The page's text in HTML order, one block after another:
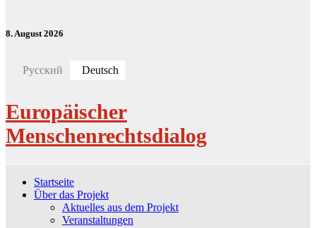
8. August 2026
Русский Deutsch
Europäischer
Menschenrechtsdialog
Startseite
Über das Projekt
Aktuelles aus dem Projekt
Veranstaltungen